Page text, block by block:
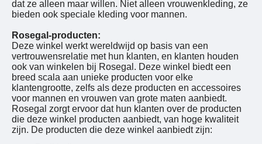
dat ze alleen maar willen. Niet alleen vrouwenkleding, ze
bieden ook speciale kleding voor mannen.
Rosegal-producten:
Deze winkel werkt wereldwijd op basis van een
vertrouwensrelatie met hun klanten, en klanten houden
ook van winkelen bij Rosegal. Deze winkel biedt een
breed scala aan unieke producten voor elke
klantengrootte, zelfs als deze producten en accessoires
voor mannen en vrouwen van grote maten aanbiedt.
Rosegal zorgt ervoor dat hun klanten over de producten
die deze winkel producten aanbiedt, van hoge kwaliteit
zijn. De producten die deze winkel aanbiedt zijn: